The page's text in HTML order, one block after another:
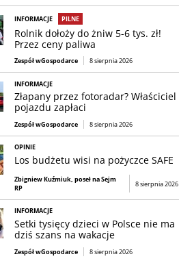
INFORMACJE PILNE
Rolnik dołoży do żniw 5-6 tys. zł!
Przez ceny paliwa
Zespół wGospodarce 8 sierpnia 2026
INFORMACJE
Złapany przez fotoradar? Właściciel
pojazdu zapłaci
Zespół wGospodarce 8 sierpnia 2026
OPINIE
Los budżetu wisi na pożyczce SAFE
Zbigniew Kuźmiuk, poseł na Sejm
RP
8 sierpnia 2026
INFORMACJE
Setki tysięcy dzieci w Polsce nie ma
dziś szans na wakacje
Zespół wGospodarce 8 sierpnia 2026